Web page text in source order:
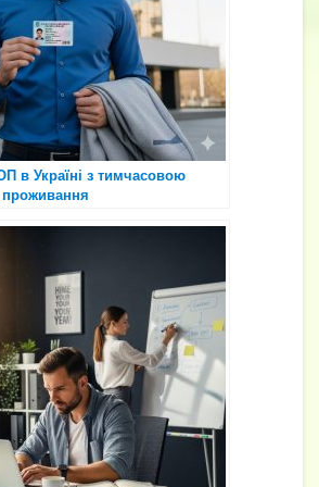
в Україні з тимчасовою